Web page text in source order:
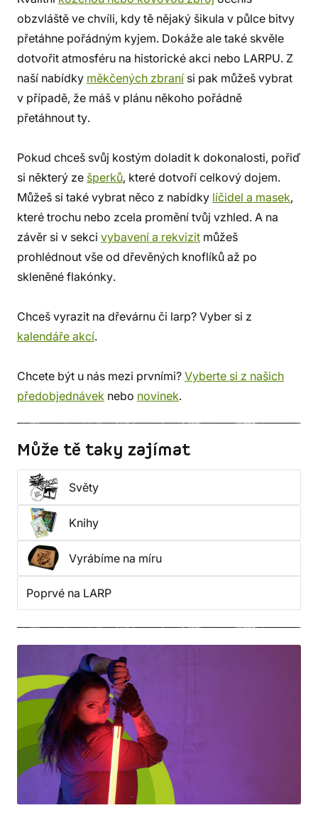
obzvláště ve chvíli, kdy tě nějaký šikula v půlce bitvy
přetáhne pořádným kyjem. Dokáže ale také skvěle
dotvořit atmosféru na historické akci nebo LARPU. Z
naší nabídky měkčených zbraní si pak můžeš vybrat
v případě, že máš v plánu někoho pořádně
přetáhnout ty.
Pokud chceš svůj kostým doladit k dokonalosti, pořiď
si některý ze šperků, které dotvoří celkový dojem.
Můžeš si také vybrat něco z nabídky líčidel a masek,
které trochu nebo zcela promění tvůj vzhled. A na
závěr si v sekci vybavení a rekvizit můžeš
prohlédnout vše od dřevěných knoflíků až po
skleněné flakónky.
Chceš vyrazit na dřevárnu či larp? Vyber si z
kalendáře akcí.
Chcete být u nás mezi prvními? Vyberte si z našich
předobjednávek nebo novinek.
Může tě taky zajímat
Světy
Knihy
Vyrábíme na míru
Poprvé na LARP